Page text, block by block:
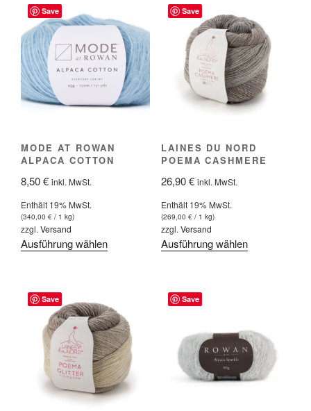
Varianten
auf.
Die
Optionen
können
auf
gewählt
Varianten
auf.
Die
Optionen
können
auf
gewählt
Save
MODE AT ROWAN
ALPACA COTTON
8,50€ inkl. MwSt.
Enthält 19% MwSt.
(340,00 € / 1 kg)
zzgl. Versand
Ausführung wählenDieses
Varianten
auf.
Die
Optionen
können
auf
Save
LAINES DU NORD
POEMA CASHMERE
26,90€ inkl. MwSt.
Enthält 19% MwSt.
(269,00 €/ 1 kg)
zzgl. Versand
Ausführung wählenDieses
Die
Optionen
können
Save Save